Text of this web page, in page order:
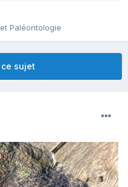
Paléontologie
sujet